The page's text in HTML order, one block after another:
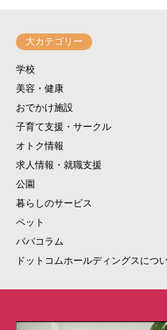
大カテゴリー
学校
美容・健康
おでかけ施設
子育て支援・サークル
オトク情報
求人情報・就職支援
公園
暮らしのサービス
ペット
パパコラム
ドットコムホールディングスにつ